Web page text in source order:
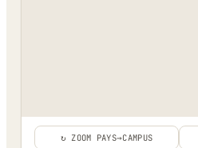
↻ ZOOM PAYS→CAMPUS